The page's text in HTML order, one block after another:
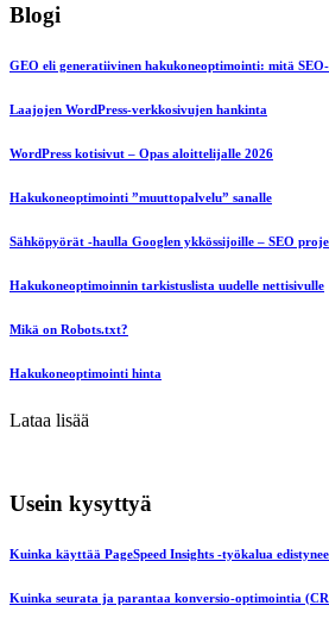
Blogi
GEO eli generatiivinen hakukoneoptimointi: mitä
Laajojen WordPress-verkkosivujen hankinta
WordPress kotisivut – Opas aloittelijalle 2026
Hakukoneoptimointi ”muuttopalvelu” sanalle
Sähköpyörät -haulla Googlen ykkössijoille – SEO
Hakukoneoptimoinnin tarkistuslista uudelle nettisivulle
Mikä on Robots.txt?
Hakukoneoptimointi hinta
Lataa lisää
Usein kysyttyä
Kuinka käyttää PageSpeed Insights -työkalua
Kuinka seurata ja parantaa konversio-optimointia